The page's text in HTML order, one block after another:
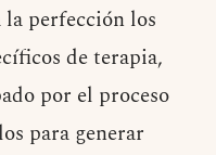
perfección los
de terapia,
por el proceso
para generar